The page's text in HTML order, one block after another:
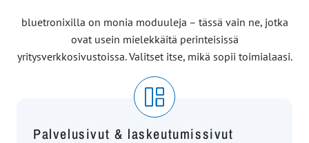
bluetronixilla on monia moduuleja – tässä vain ne, jotka
ovat usein mielekkäitä perinteisissä
yritysverkkosivustoissa. Valitset itse, mikä sopii toimialaasi.
Palvelusivut & laskeutumissivut